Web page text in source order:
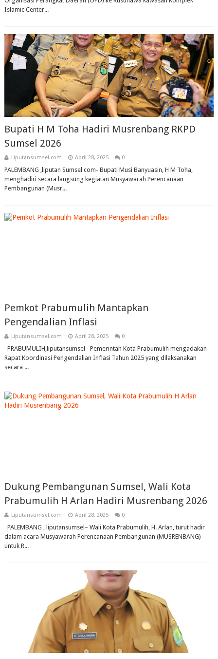
Islamic Center...
Bupati H M Toha Hadiri Musrenbang RKPD
Sumsel 2026
Liputansumsel.com April 28, 2025 0
PALEMBANG ,liputan Sumsel com- Bupati Musi Banyuasin, H M Toha,
menghadiri secara langsung kegiatan Musyawarah Perencanaan
Pembangunan (Musr...
Pemkot Prabumulih Mantapkan
Pengendalian Inflasi
Liputansumsel.com April 28, 2025 0
PRABUMULIH,liputansumsel– Pemerintah Kota Prabumulih mengadakan
Rapat Koordinasi Pengendalian Inflasi Tahun 2025 yang dilaksanakan
secara ...
Dukung Pembangunan Sumsel, Wali Kota
Prabumulih H Arlan Hadiri Musrenbang 2026
Liputansumsel.com April 28, 2025 0
PALEMBANG , liputansumsel– Wali Kota Prabumulih, H. Arlan, turut hadir
dalam acara Musyawarah Perencanaan Pembangunan (MUSRENBANG)
untuk R...